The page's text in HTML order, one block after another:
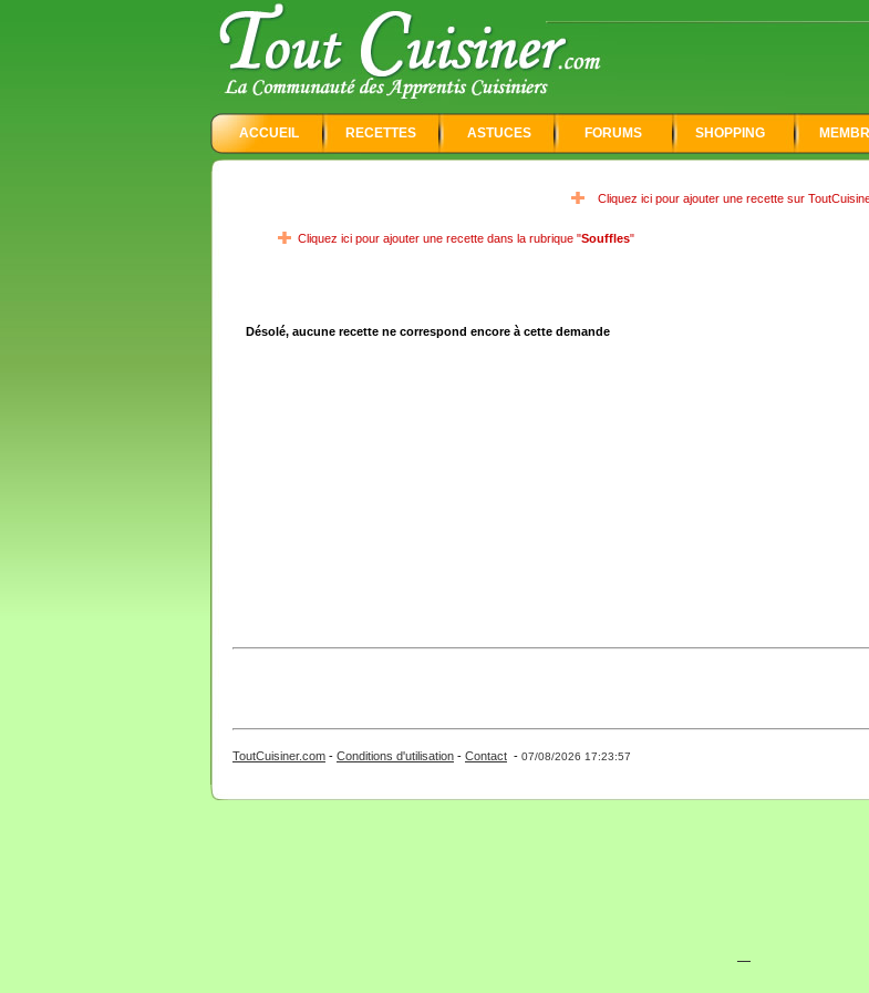
ACCUEIL RECETTES ASTUCES FORUMS SHOPPING
Cliquez ici pour ajouter une recette sur
Cliquez ici pour ajouter une recette dans la rubrique "Souffles"
Désolé, aucune recette ne correspond encore à cette demande
ToutCuisiner.com - Conditions d'utilisation - Contact - 07/08/2026 17:23:57